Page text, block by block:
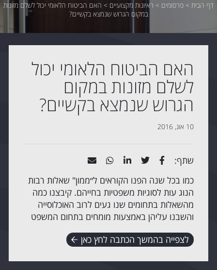
דף הבית > פרסומים > ראיונות מקצועיים > האם הביטוח הלאומי יכול לשלם מזונות
במקום הגרוש שנמצא בקשיים?
האם הביטוח הלאומי יכול
לשלם מזונות במקום
הגרוש שנמצא בקשיים?
10 אוג, 2016
שתף:
כמו בכל שנה הפנו הקוראים ל״ממון" שאלות רבות
הנוג­ עות לסוגיות משפטיות בחייהם. קיבצנו כמה
מהשאלות בתחומים שנו­ געים לרוב האוכלוסייה
והשבנו עליהן באמצעות מומחים בתחום המשפט
לצפייה בהמשך הכתבה לחץ כאן